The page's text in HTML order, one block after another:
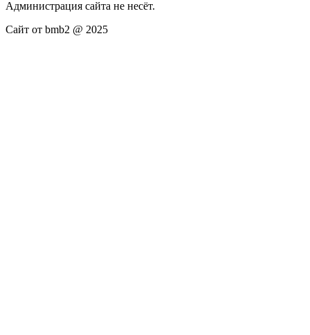
Администрация сайта не несёт.
Сайт от bmb2 @ 2025